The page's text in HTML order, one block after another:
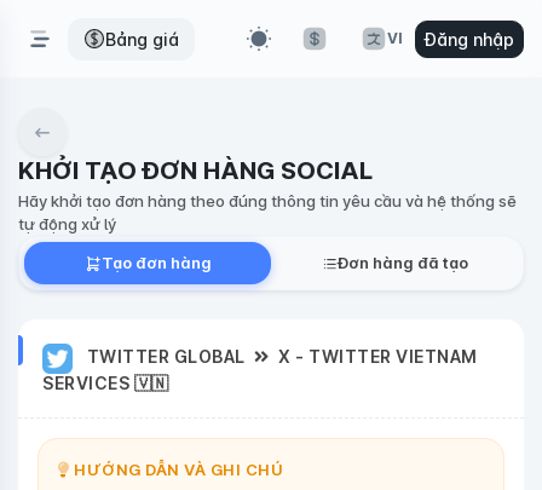
Bảng giá VI Đăng nhập
KHỞI TẠO ĐƠN HÀNG SOCIAL
Hãy khởi tạo đơn hàng theo đúng thông tin yêu cầu và hệ thống sẽ
tự động xử lý
Tạo đơn hàng
Đơn hàng đã tạo
TWITTER GLOBAL
X - TWITTER VIETNAM
SERVICES 🇻🇳
HƯỚNG DẪN VÀ GHI CHÚ